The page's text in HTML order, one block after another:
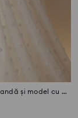
Fereastră cu bandă și model cu buline